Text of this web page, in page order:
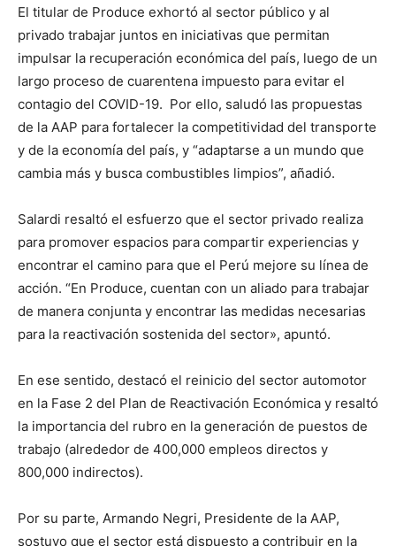
El titular de Produce exhortó al sector público y al
privado trabajar juntos en iniciativas que permitan
impulsar la recuperación económica del país, luego de un
largo proceso de cuarentena impuesto para evitar el
contagio del COVID-19. Por ello, saludó las propuestas
de la AAP para fortalecer la competitividad del transporte
y de la economía del país, y “adaptarse a un mundo que
cambia más y busca combustibles limpios”, añadió.
Salardi resaltó el esfuerzo que el sector privado realiza
para promover espacios para compartir experiencias y
encontrar el camino para que el Perú mejore su línea de
acción. “En Produce, cuentan con un aliado para trabajar
de manera conjunta y encontrar las medidas necesarias
para la reactivación sostenida del sector», apuntó.
En ese sentido, destacó el reinicio del sector automotor
en la Fase 2 del Plan de Reactivación Económica y resaltó
la importancia del rubro en la generación de puestos de
trabajo (alrededor de 400,000 empleos directos y
800,000 indirectos).
Por su parte, Armando Negri, Presidente de la AAP,
sostuvo que el sector está dispuesto a contribuir en la